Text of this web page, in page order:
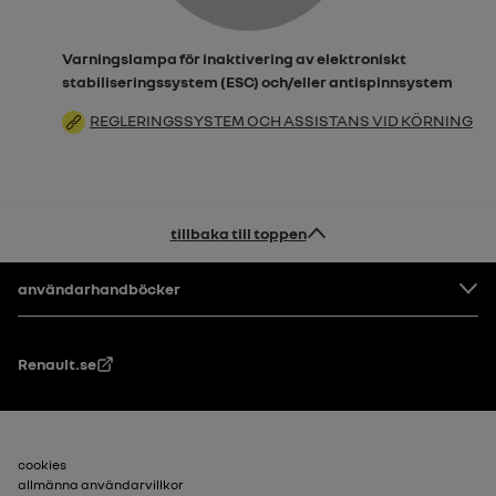
Varningslampa för inaktivering av elektroniskt
stabiliseringssystem (ESC) och/eller antispinnsystem
REGLERINGSSYSTEM OCH ASSISTANS VID KÖRNING
tillbaka till toppen
Footer
användarhandböcker
Renault.se
Sidfot_2
cookies
allmänna användarvillkor